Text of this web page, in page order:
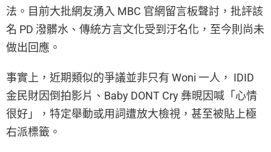
法。目前大批網友湧入 MBC 官網留言板聲討，批評該
名 PD 潑髒水、傳統方言文化受到汙名化，至今則尚未
做出回應。
事實上，近期類似的爭議並非只有 Woni 一人， IDID
金民財因倒拍影片、Baby DONT Cry 彝晛因喊「心情
很好」，特定舉動或用詞遭放大檢視，甚至被貼上極
右派標籤。